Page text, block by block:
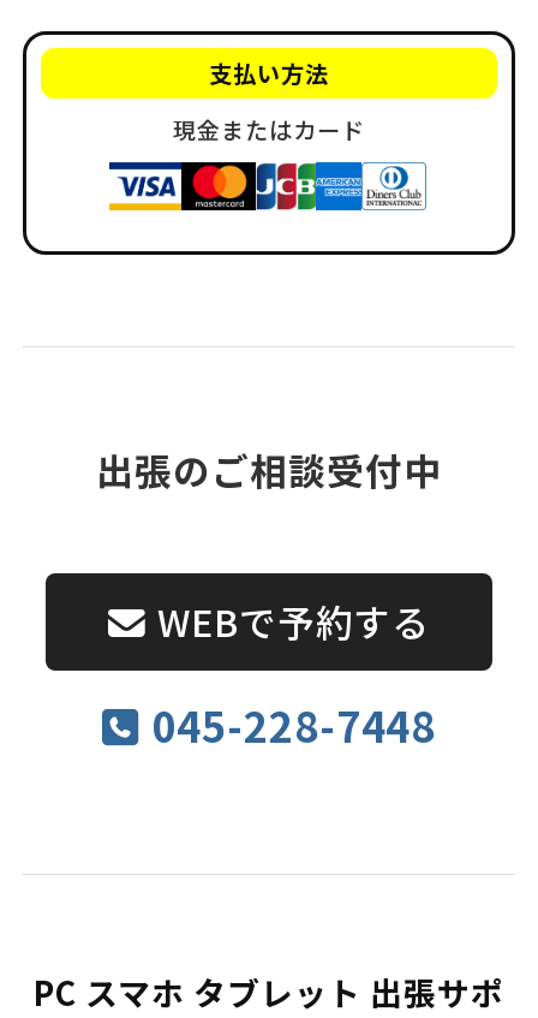
支払い方法
現金またはカード
出張のご相談受付中
WEBで予約する
045-228-7448
PC スマホ タブレット 出張サポ